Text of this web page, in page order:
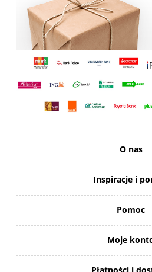
O nas
Inspiracje i
Pomoc
Moje
Płatności i